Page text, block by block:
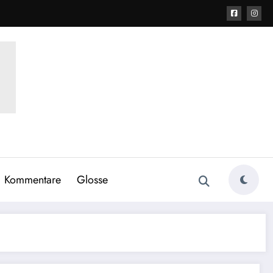
Kommentare Glosse